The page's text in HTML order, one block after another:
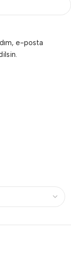
e-posta